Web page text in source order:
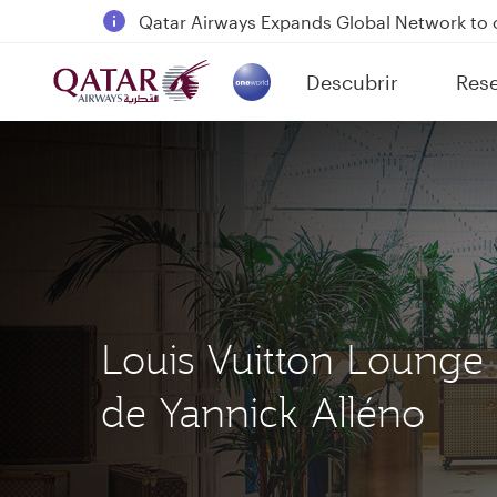
18 June 2026: Updates on Travelling with
6 August 2026: Qatar Airways flight
Qatar Airways Expands Global Network to
Descubrir
(active)
Louis Vuitton Lounge
de Yannick Alléno